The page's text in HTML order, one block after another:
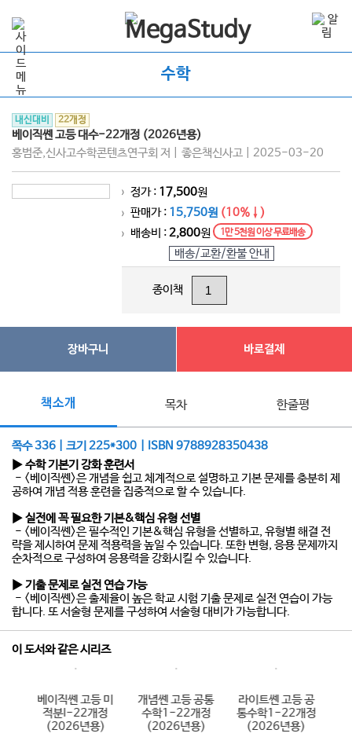
수학
내신대비 22개정
베이직쎈 고등 대수-22개정 (2026년용)
홍범준,신사고수학콘텐츠연구회 저 | 좋은책신사고 | 2025-03-20
> 정가 : 17,500원
> 판매가 : 15,750원 (10%↓)
> 배송비 :2,800원 1만 5천원 이상 무료배송
배송/교환/환불 안내
종이책
장바구니 바로결제
책소개 목차 한줄평
쪽수 336 | 크기 225*300 | ISBN 9788928350438
▶ 수학 기본기 강화 훈련서
- <베이직쎈>은 개념을 쉽고 체계적으로 설명하고 기본 문제를 충분히 제
공하여 개념 적용 훈련을 집중적으로 할 수 있습니다.
▶ 실전에 꼭 필요한 기본&핵심 유형 선별
- <베이직쎈>은 필수적인 기본&핵심 유형을 선별하고, 유형별 해결 전
략을 제시하여 문제 적용력을 높일 수 있습니다. 또한 변형, 응용 문제까지
순차적으로 구성하여 응용력을 강화시킬 수 있습니다.
▶ 기출 문제로 실전 연습 가능
- <베이직쎈>은 출제율이 높은 학교 시험 기출 문제로 실전 연습이 가능
합니다. 또 서술형 문제를 구성하여 서술형 대비가 가능합니다.
이 도서와 같은 시리즈
베이직쎈 고등 미
적분I-22개정
(2026년용)
개념쎈 고등 공통
수학1-22개정
(2026년용)
라이트쎈 고등 공
통수학1-22개정
(2026년용)